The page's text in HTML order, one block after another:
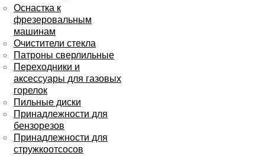
Оснастка к
фрезеровальным
машинам
Очистители стекла
Патроны сверлильные
Переходники и
аксессуары для газовых
горелок
Пильные диски
Принадлежности для
бензорезов
Принадлежности для
стружкоотсосов